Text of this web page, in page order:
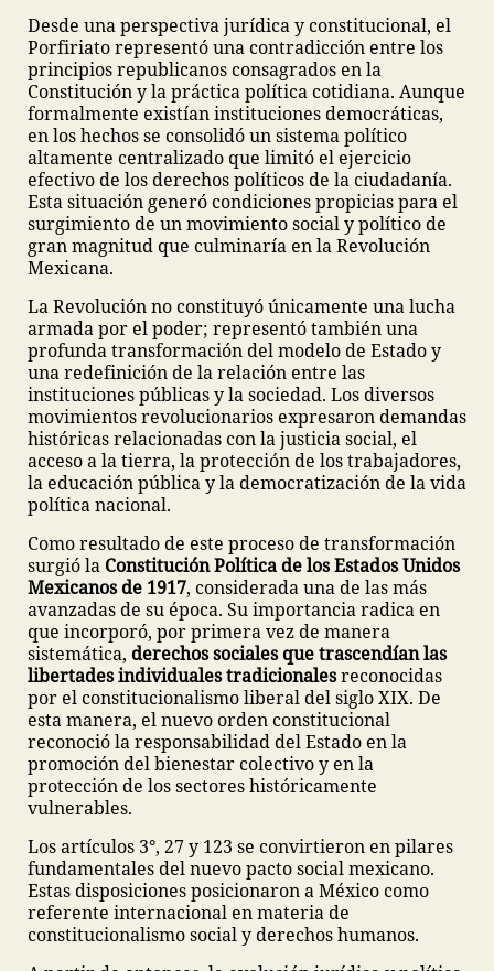
Desde una perspectiva jurídica y constitucional, el
Porfiriato representó una contradicción entre los
principios republicanos consagrados en la
Constitución y la práctica política cotidiana. Aunque
formalmente existían instituciones democráticas,
en los hechos se consolidó un sistema político
altamente centralizado que limitó el ejercicio
efectivo de los derechos políticos de la ciudadanía.
Esta situación generó condiciones propicias para el
surgimiento de un movimiento social y político de
gran magnitud que culminaría en la Revolución
Mexicana.
La Revolución no constituyó únicamente una lucha
armada por el poder; representó también una
profunda transformación del modelo de Estado y
una redefinición de la relación entre las
instituciones públicas y la sociedad. Los diversos
movimientos revolucionarios expresaron demandas
históricas relacionadas con la justicia social, el
acceso a la tierra, la protección de los trabajadores,
la educación pública y la democratización de la vida
política nacional.
Como resultado de este proceso de transformación
surgió la Constitución Política de los Estados Unidos
Mexicanos de 1917, considerada una de las más
avanzadas de su época. Su importancia radica en
que incorporó, por primera vez de manera
sistemática, derechos sociales que trascendían las
libertades individuales tradicionalesreconocidas
por el constitucionalismo liberal del siglo XIX. De
esta manera, el nuevo orden constitucional
reconoció la responsabilidad del Estado en la
promoción del bienestar colectivo y en la
protección de los sectores históricamente
vulnerables.
Los artículos 3°, 27 y 123 se convirtieron en pilares
fundamentales del nuevo pacto social mexicano.
Estas disposiciones posicionaron a México como
referente internacional en materia de
constitucionalismo social y derechos humanos.